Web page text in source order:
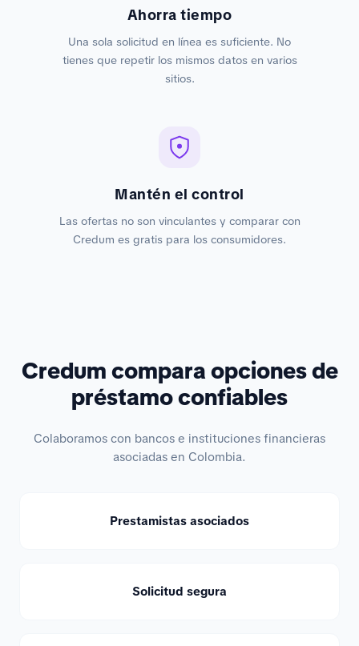
Ahorra tiempo
Una sola solicitud en línea es suficiente. No
tienes que repetir los mismos datos en varios
sitios.
Mantén el control
Las ofertas no son vinculantes y comparar con
Credum es gratis para los consumidores.
Credum compara opciones de
préstamo confiables
Colaboramos con bancos e instituciones financieras
asociadas en Colombia.
Prestamistas asociados
Solicitud segura